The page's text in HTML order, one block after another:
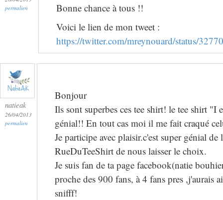
permalien
Bonne chance à tous !!
Voici le lien de mon tweet :
https://twitter.com/mreynouard/status/
natieak
26/04/2013
permalien
Bonjour
Ils sont superbes ces tee shirt! le tee shirt "I
génial!! En tout cas moi il me fait craqué
Je participe avec plaisir.c'est super génial de
RueDuTeeShirt de nous laisser le choix.
Je suis fan de ta page facebook(natie
proche des 900 fans, à 4 fans pres ,j'aurais
snifff!